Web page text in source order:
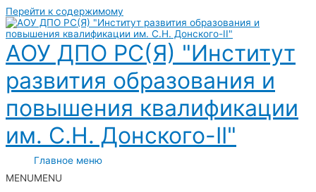
Перейти к содержимому
АОУ ДПО РС(Я) "Институт
развития образования и
повышения квалификации
им. С.Н. Донского-II"
Главное меню
MENUMENU